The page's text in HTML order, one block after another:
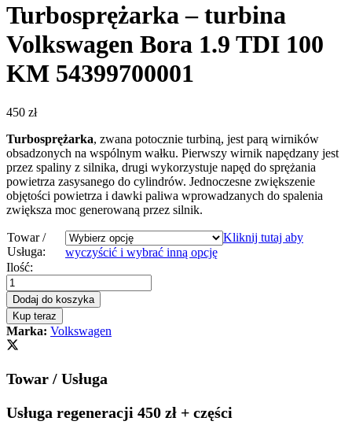
Turbosprężarka – turbina
Volkswagen Bora 1.9 TDI 100
KM 54399700001
450 zł
Turbosprężarka, zwana potocznie turbiną, jest parą wirników
obsadzonych na wspólnym wałku. Pierwszy wirnik napędzany jest
przez spaliny z silnika, drugi wykorzystuje napęd do sprężania
powietrza zasysanego do cylindrów. Jednoczesne zwiększenie
objętości powietrza i dawki paliwa wprowadzanych do spalenia
zwiększa moc generowaną przez silnik.
Towar /
Usługa:
Kliknij tutaj aby
wyczyścić i wybrać inną opcję
Turbosprężarka
turbina
Volkswagen
Bora
1.9
TDI
KM
quantity
Ilość:
Dodaj do koszyka
Kup teraz
Marka: Volkswagen
Towar / Usługa
Usługa regeneracji 450 zł + części